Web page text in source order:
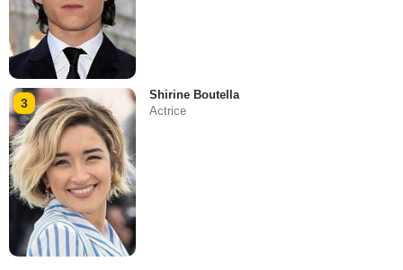
3
Shirine Boutella
Actrice